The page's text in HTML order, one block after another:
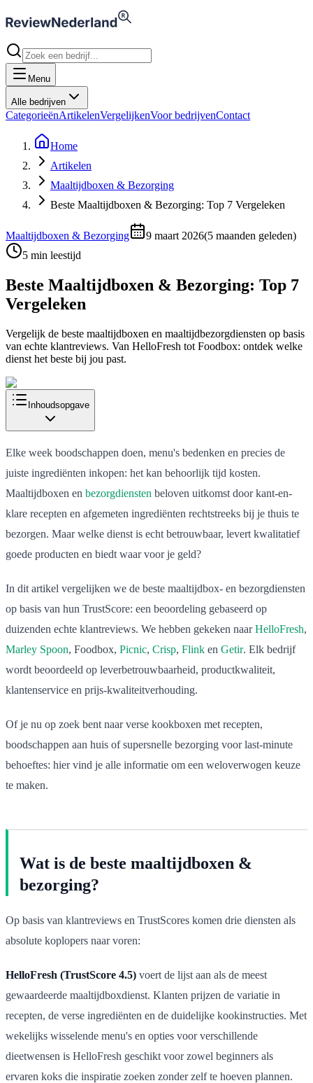
Menu
Alle bedrijven
CategorieënArtikelenVergelijkenVoor bedrijvenContact
Home
Artikelen
Maaltijdboxen & Bezorging
Beste Maaltijdboxen & Bezorging: Top 7 Vergeleken
Maaltijdboxen & Bezorging 9 maart 2026(5 maanden geleden)
5 min leestijd
Beste Maaltijdboxen & Bezorging: Top 7
Vergeleken
Vergelijk de beste maaltijdboxen en maaltijdbezorgdiensten op basis
van echte klantreviews. Van HelloFresh tot Foodbox: ontdek welke
dienst het beste bij jou past.
Inhoudsopgave
Elke week boodschappen doen, menu's bedenken en precies de
juiste ingrediënten inkopen: het kan behoorlijk tijd kosten.
Maaltijdboxen en bezorgdiensten beloven uitkomst door kant-en-
klare recepten en afgemeten ingrediënten rechtstreeks bij je thuis te
bezorgen. Maar welke dienst is echt betrouwbaar, levert kwalitatief
goede producten en biedt waar voor je geld?
In dit artikel vergelijken we de beste maaltijdbox- en bezorgdiensten
op basis van hun TrustScore: een beoordeling gebaseerd op
duizenden echte klantreviews. We hebben gekeken naarHelloFresh,
Marley Spoon, Foodbox, Picnic, Crisp, Flink en Getir. Elk bedrijf
wordt beoordeeld op leverbetrouwbaarheid, productkwaliteit,
klantenservice en prijs-kwaliteitverhouding.
Of je nu op zoek bent naar verse kookboxen met recepten,
boodschappen aan huis of supersnelle bezorging voor last-minute
behoeftes: hier vind je alle informatie om een weloverwogen keuze
te maken.
Wat is de beste maaltijdboxen &
bezorging?
Op basis van klantreviews en TrustScores komen drie diensten als
absolute koplopers naar voren:
HelloFresh (TrustScore 4.5) voert de lijst aan als de meest
gewaardeerde maaltijdboxdienst. Klanten prijzen de variatie in
recepten, de verse ingrediënten en de duidelijke kookinstructies. Met
wekelijks wisselende menu's en opties voor verschillende
dieetwensen is HelloFresh geschikt voor zowel beginners als
ervaren koks die inspiratie zoeken zonder zelf te hoeven plannen.